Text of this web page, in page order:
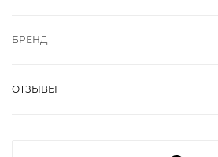
БРЕНД
ОТЗЫВЫ